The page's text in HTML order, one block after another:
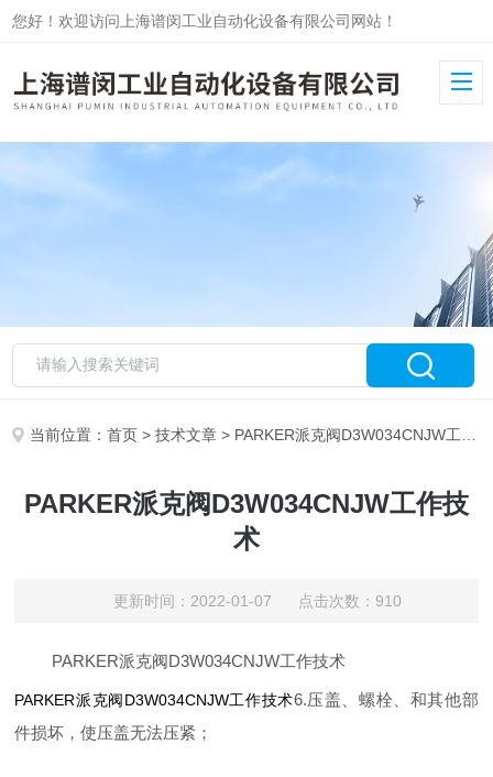
您好！欢迎访问上海谱闵工业自动化设备有限公司网站！
当前位置：首页 >技术文章 > PARKER派克阀D3W034CNJW工作技术
PARKER派克阀D3W034CNJW工作技
术
更新时间：2022-01-07 点击次数：910
PARKER派克阀D3W034CNJW工作技术
PARKER派克阀D3W034CNJW工作技术6.压盖、螺栓、和其他部
件损坏，使压盖无法压紧；